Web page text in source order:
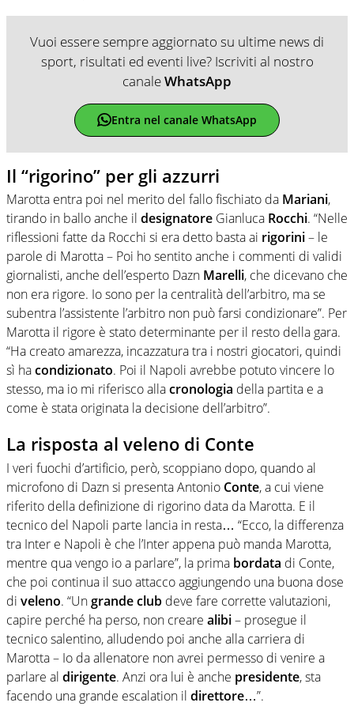
Vuoi essere sempre aggiornato su ultime news di
sport, risultati ed eventi live? Iscriviti al nostro
canaleWhatsApp
Entra nel canale WhatsApp
Il “rigorino” per gli azzurri
Marotta entra poi nel merito del fallo fischiato da Mariani,
tirando in ballo anche il designatore Gianluca Rocchi. “Nelle
riflessioni fatte da Rocchi si era detto basta ai rigorini– le
parole di Marotta – Poi ho sentito anche i commenti di validi
giornalisti, anche dell’esperto Dazn Marelli, che dicevano che
non era rigore. Io sono per la centralità dell’arbitro, ma se
subentra l’assistente l’arbitro non può farsi condizionare”. Per
Marotta il rigore è stato determinante per il resto della gara.
“Ha creato amarezza, incazzatura tra i nostri giocatori, quindi
sì hacondizionato. Poi il Napoli avrebbe potuto vincere lo
stesso, ma io mi riferisco allacronologia della partita e a
come è stata originata la decisione dell’arbitro”.
La risposta al veleno di Conte
I veri fuochi d’artificio, però, scoppiano dopo, quando al
microfono di Dazn si presenta Antonio Conte, a cui viene
riferito della definizione di rigorino data da Marotta. E il
tecnico del Napoli parte lancia in resta… “Ecco, la differenza
tra Inter e Napoli è che l’Inter appena può manda Marotta,
mentre qua vengo io a parlare”, la prima bordata di Conte,
che poi continua il suo attacco aggiungendo una buona dose
di veleno. “Ungrande club deve fare corrette valutazioni,
capire perché ha perso, non creare alibi– prosegue il
tecnico salentino, alludendo poi anche alla carriera di
Marotta – Io da allenatore non avrei permesso di venire a
parlare al dirigente. Anzi ora lui è anche presidente, sta
facendo una grande escalation il direttore…”.